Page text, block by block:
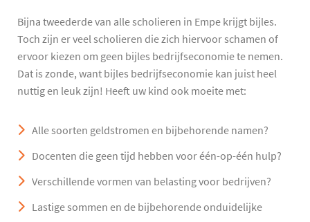
Bijna tweederde van alle scholieren in Empe krijgt bijles.
Toch zijn er veel scholieren die zich hiervoor schamen of
ervoor kiezen om geen bijles bedrijfseconomie te nemen.
Dat is zonde, want bijles bedrijfseconomie kan juist heel
nuttig en leuk zijn! Heeft uw kind ook moeite met:
Alle soorten geldstromen en bijbehorende namen?
Docenten die geen tijd hebben voor één-op-één hulp?
Verschillende vormen van belasting voor bedrijven?
Lastige sommen en de bijbehorende onduidelijke